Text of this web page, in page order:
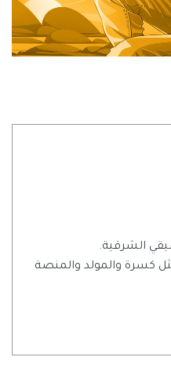
الشرقية.
كسرة والمولد والمنصة